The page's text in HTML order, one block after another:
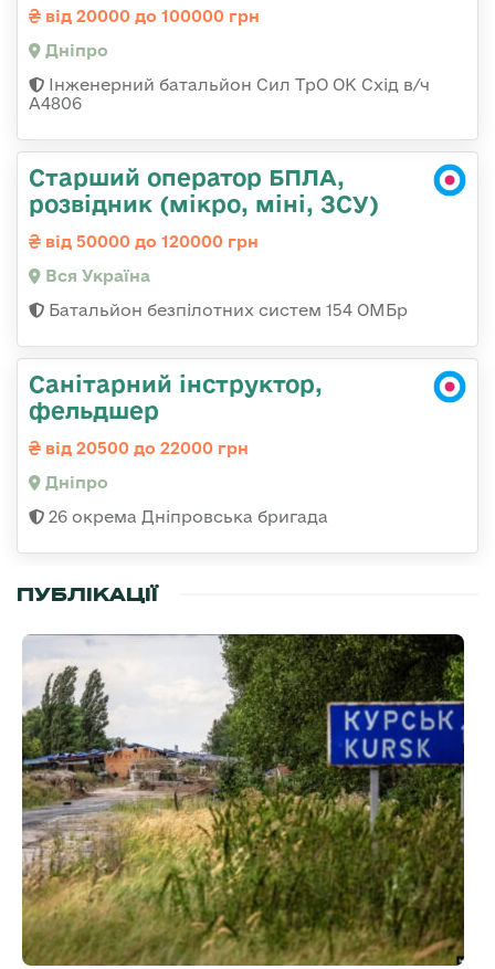
від 20000 до 100000 грн
Дніпро
Інженерний батальйон Сил ТрО ОК Схід в/ч
А4806
Старший оператор БПЛА,
розвідник (мікро, міні, ЗСУ)
від 50000 до 120000 грн
Вся Україна
Батальйон безпілотних систем 154 ОМБр
Санітарний інструктор,
фельдшер
від 20500 до 22000 грн
Дніпро
26 окрема Дніпровська бригада
ПУБЛІКАЦІЇ